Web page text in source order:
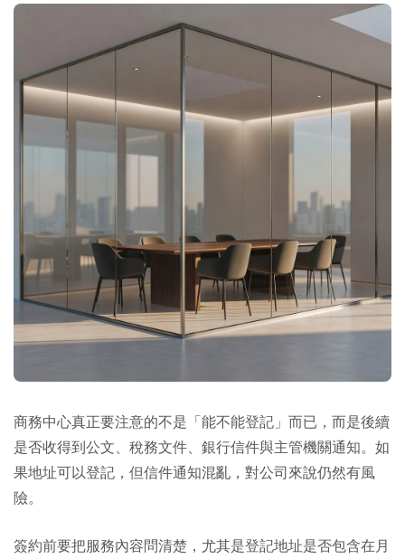
商務中心真正要注意的不是「能不能登記」而已，而是後續
是否收得到公文、稅務文件、銀行信件與主管機關通知。如
果地址可以登記，但信件通知混亂，對公司來說仍然有風
險。
簽約前要把服務內容問清楚，尤其是登記地址是否包含在月